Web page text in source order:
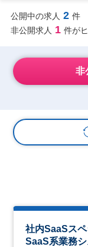
公開中の求人 2 件
非公開求人 1 件が
非
社内SaaSス
SaaS系業務